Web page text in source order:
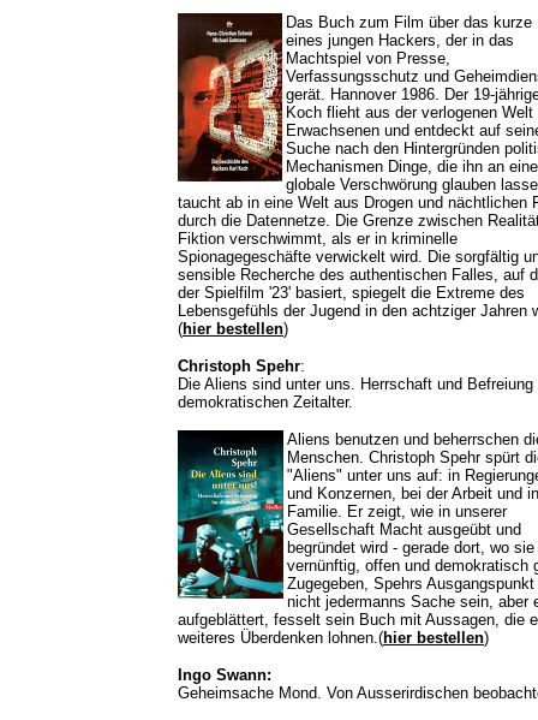
Das Buch zum Film über das kurze
eines jungen Hackers, der in das
Machtspiel von Presse,
Verfassungsschutz und
gerät. Hannover 1986. Der 19-
Koch flieht aus der verlogenen Welt
Erwachsenen und entdeckt auf
Suche nach den Hintergründen
Mechanismen Dinge, die ihn an eine
globale Verschwörung glauben
taucht ab in eine Welt aus Drogen und nächtlichen
durch die Datennetze. Die Grenze zwischen
Fiktion verschwimmt, als er in kriminelle
Spionagegeschäfte verwickelt wird. Die sorgfältig
sensible Recherche des authentischen Falles, auf
der Spielfilm '23' basiert, spiegelt die Extreme des
Lebensgefühls der Jugend in den achtziger Jahren
(hier bestellen)
Christoph Spehr:
Die Aliens sind unter uns. Herrschaft und Befreiung
demokratischen Zeitalter.
Aliens benutzen und beherrschen
Menschen. Christoph Spehr spürt
"Aliens" unter uns auf: in
und Konzernen, bei der Arbeit und
Familie. Er zeigt, wie in unserer
Gesellschaft Macht ausgeübt und
begründet wird - gerade dort, wo
vernünftig, offen und demokratisch
Zugegeben, Spehrs Ausgangspunkt
nicht jedermanns Sache sein, aber
aufgeblättert, fesselt sein Buch mit Aussagen, die
weiteres Überdenken lohnen.(hier bestellen)
Ingo Swann:
Geheimsache Mond. Von Ausserirdischen